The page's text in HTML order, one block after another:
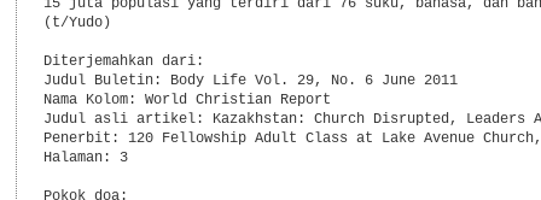
(t/Yudo)
Diterjemahkan dari:
Judul Buletin: Body Life Vol. 29, No. 6 June 2011
Nama Kolom: World Christian Report
Judul asli artikel: Kazakhstan: Church Disrupted, Leaders
Penerbit: 120 Fellowship Adult Class at Lake Avenue Church,
Halaman: 3
Pokok doa: